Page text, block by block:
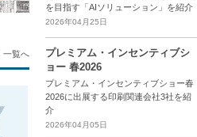
一覧へ
を目指す「AIソリューション」を紹介
2026年04月25日
プレミアム・インセンティブシ
ョー 春2026
プレミアム・インセンティブショー春
2026に出展する印刷関連会社3社を紹
介
2026年04月05日